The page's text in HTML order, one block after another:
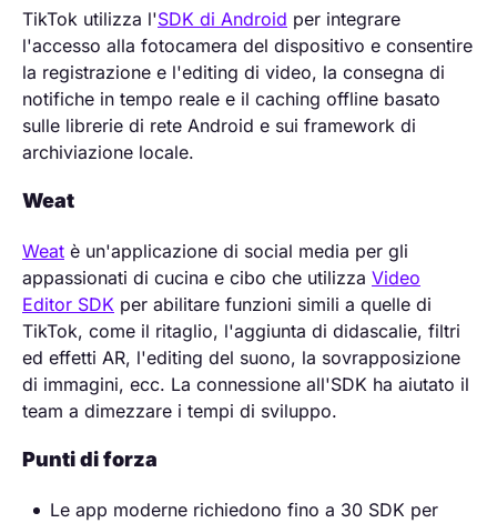
TikTok utilizza l'SDK di Android per integrare
l'accesso alla fotocamera del dispositivo e consentire
la registrazione e l'editing di video, la consegna di
notifiche in tempo reale e il caching offline basato
sulle librerie di rete Android e sui framework di
archiviazione locale.
Weat
Weat è un'applicazione di social media per gli
appassionati di cucina e cibo che utilizza Video
Editor SDK per abilitare funzioni simili a quelle di
TikTok, come il ritaglio, l'aggiunta di didascalie, filtri
ed effetti AR, l'editing del suono, la sovrapposizione
di immagini, ecc. La connessione all'SDK ha aiutato il
team a dimezzare i tempi di sviluppo.
Punti di forza
Le app moderne richiedono fino a 30 SDK per